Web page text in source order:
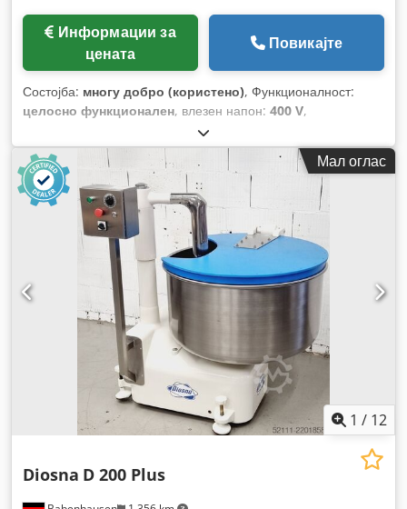
цената
Повикајте
Состојба: многу добро (користено), Функционалност:
целосно функционален, влезен напон: 400 V,
08/2027
кг, влезна фреквенција:50 Hz, електричен осигурач:16 A,
Мал оглас
1 / 12
Diosna D 200 Plus